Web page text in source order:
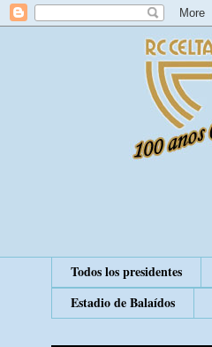
Todos los presidentes
Estadio de Balaídos